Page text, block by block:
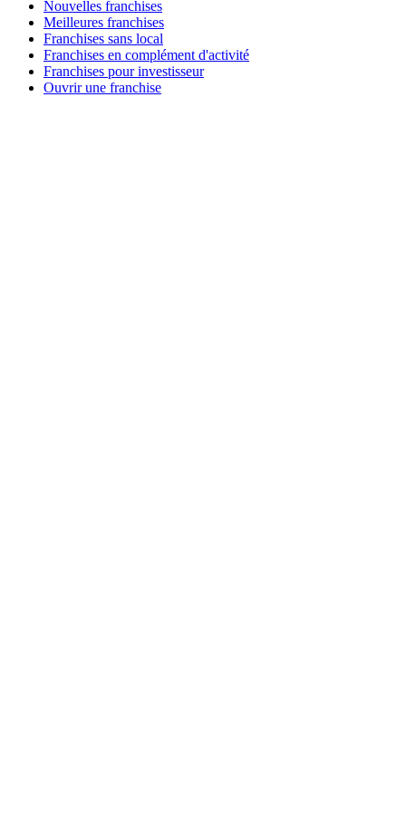
Nouvelles franchises
Meilleures franchises
Franchises sans local
Franchises en complément d'activité
Franchises pour investisseur
Ouvrir une franchise